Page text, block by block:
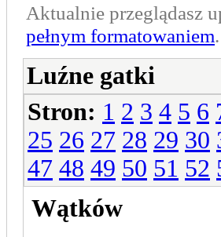
Aktualnie przeglądasz
pełnym formatowaniem.
Luźne gatki
Stron: 1 2 3 4 5 6
25 26 27 28 29 30
47 48 49 50 51 52
Wątków